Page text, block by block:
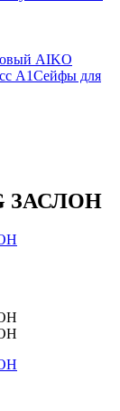
AIKO
А1Сейфы для
ЗАСЛОН